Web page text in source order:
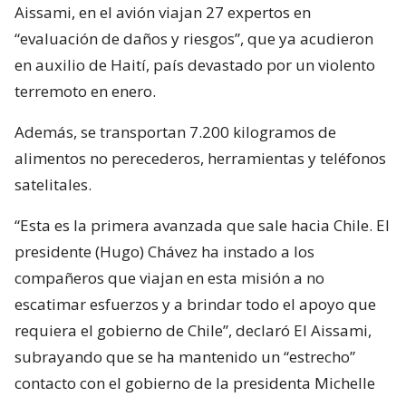
Aissami, en el avión viajan 27 expertos en
“evaluación de daños y riesgos”, que ya acudieron
en auxilio de Haití, país devastado por un violento
terremoto en enero.
Además, se transportan 7.200 kilogramos de
alimentos no perecederos, herramientas y teléfonos
satelitales.
“Esta es la primera avanzada que sale hacia Chile. El
presidente (Hugo) Chávez ha instado a los
compañeros que viajan en esta misión a no
escatimar esfuerzos y a brindar todo el apoyo que
requiera el gobierno de Chile”, declaró El Aissami,
subrayando que se ha mantenido un “estrecho”
contacto con el gobierno de la presidenta Michelle